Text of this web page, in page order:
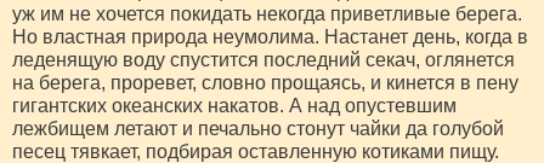
уж им не хочется покидать некогда приветливые берега.
Но вла­стная природа неумолима. На­станет день, когда в
леденящую воду спустится последний секач, оглянется
на берега, проревет, словно прощаясь, и кинется в пену
гигантских океанских на­катов. А над опустевшим
лежбищем летают и печально сто­нут чайки да голубой
песец тяв­кает, подбирая оставленную ко­тиками пищу.